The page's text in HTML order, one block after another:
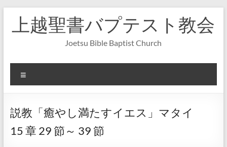
へ
上越聖書バプテスト教会
Joetsu Bible Baptist Church
ニ
ー
説教「癒やし満たすイエス」マタイ
15 章 29 節～ 39 節